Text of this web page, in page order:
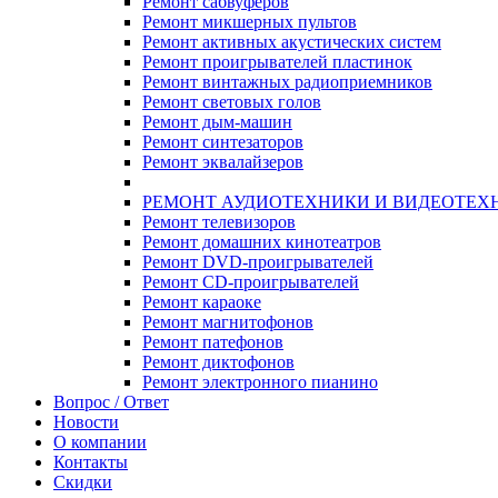
Ремонт микшерных пультов
Ремонт активных акустических систем
Ремонт проигрывателей пластинок
Ремонт винтажных радиоприемников
Ремонт световых голов
Ремонт дым-машин
Ремонт синтезаторов
Ремонт эквалайзеров
РЕМОНТ АУДИОТЕХНИКИ И
Ремонт телевизоров
Ремонт домашних кинотеатров
Ремонт DVD-проигрывателей
Ремонт CD-проигрывателей
Ремонт караоке
Ремонт магнитофонов
Ремонт патефонов
Ремонт диктофонов
Ремонт электронного пианино
Вопрос / Ответ
Новости
О компании
Контакты
Скидки